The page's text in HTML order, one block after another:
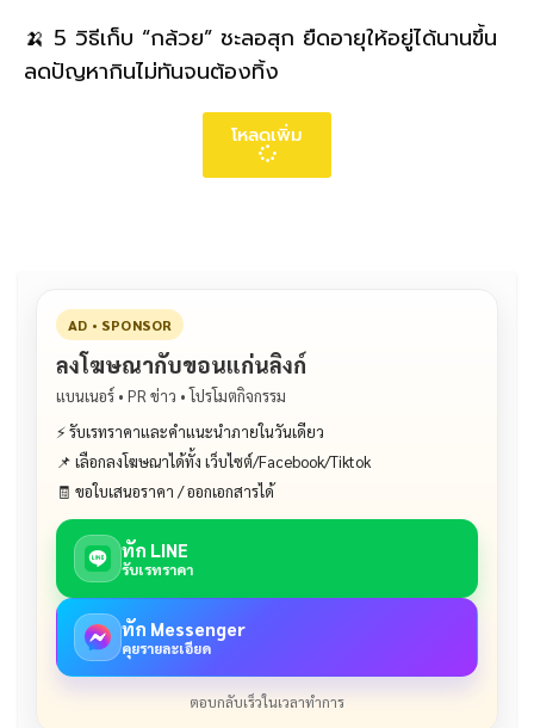
🍌 5 วิธีเก็บ “กล้วย” ชะลอสุก ยืดอายุให้อยู่ได้นานขึ้น
ลดปัญหากินไม่ทันจนต้องทิ้ง
โหลดเพิ่ม
AD • SPONSOR
ลงโฆษณากับขอนแก่นลิงก์
แบนเนอร์ • PR ข่าว • โปรโมตกิจกรรม
⚡ รับเรทราคาและคำแนะนำภายในวันเดียว
📌 เลือกลงโฆษณาได้ทั้ง เว็บไซต์/Facebook/Tiktok
🧾 ขอใบเสนอราคา / ออกเอกสารได้
ทัก LINE
รับเรทราคา
ทัก Messenger
คุยรายละเอียด
ตอบกลับเร็วในเวลาทำการ